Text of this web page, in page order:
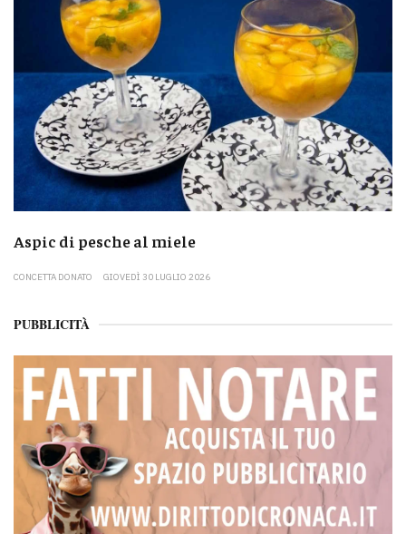
Aspic di pesche al miele
CONCETTA DONATO GIOVEDÌ 30 LUGLIO 2026
PUBBLICITÀ